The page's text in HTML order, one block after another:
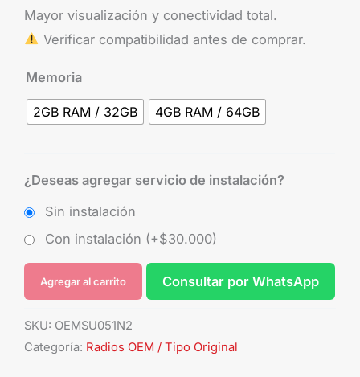
Mayor visualización y conectividad total.
Verificar compatibilidad antes de comprar.
Memoria
2GB RAM / 32GB 4GB RAM / 64GB
¿Deseas agregar servicio de instalación?
Sin instalación
Con instalación (+$30.000)
Agregar al carrito Consultar por WhatsApp
SKU: OEMSU051N2
Categoría: Radios OEM / Tipo Original